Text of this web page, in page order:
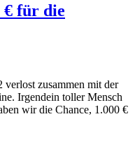
€ für die
zusammen mit der
Irgendein toller Mensch
wir die Chance, 1.000 €